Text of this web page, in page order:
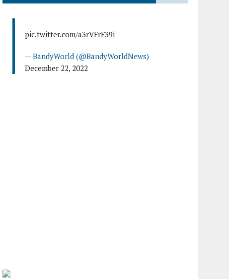
pic.twitter.com/a3rVFrF39i
— BandyWorld (@BandyWorldNews)
December 22, 2022